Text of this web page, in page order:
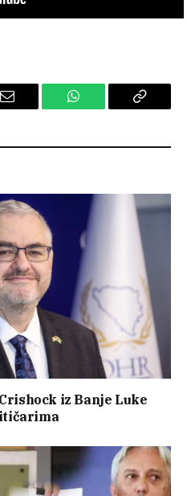
Email WhatsApp Copy
Crishock iz Banje Luke